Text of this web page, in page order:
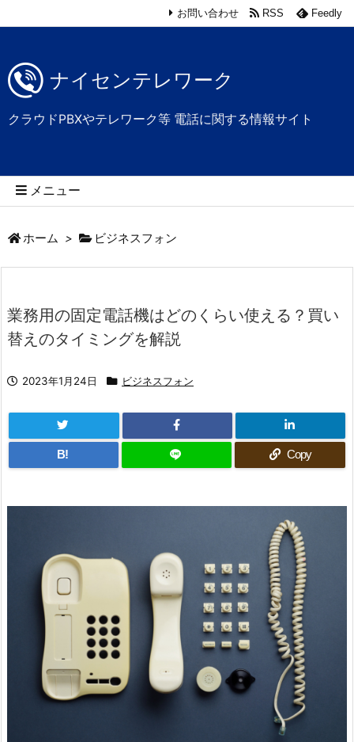
ナイセンテレワーク
クラウドPBXやテレワーク等 電話に関する情報サイト
メニュー
お問い合わせ RSS Feedly
ホーム > ビジネスフォン
業務用の固定電話機はどのくらい使える？買い
替えのタイミングを解説
2023年1月24日 ビジネスフォン
B! Copy